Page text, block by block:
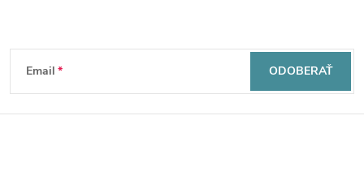
Z
á
Email ODOBERAŤ